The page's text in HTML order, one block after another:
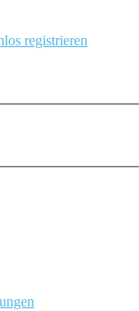
registrieren